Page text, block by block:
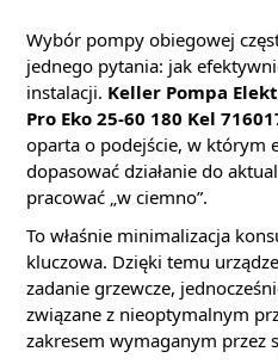
Wybór pompy obiegowej
jednego pytania: jak
instalacji. Keller Pompa
Pro Eko 25-60 180 Kel
oparta o podejście, w którym
dopasować działanie do
pracować „w ciemno”.
To właśnie minimalizacja
kluczowa. Dzięki temu
zadanie grzewcze,
związane z nieoptymalnym
zakresem wymaganym przez